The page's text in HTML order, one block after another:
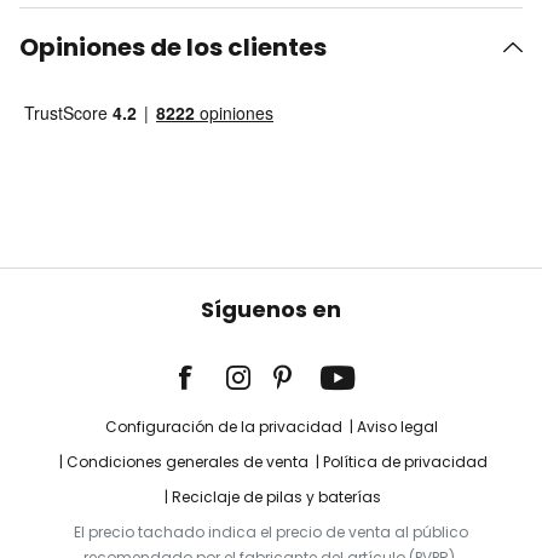
Opiniones de los clientes
Síguenos en
Configuración de la privacidad
Aviso legal
Condiciones generales de venta
Política de privacidad
Reciclaje de pilas y baterías
El precio tachado indica el precio de venta al público